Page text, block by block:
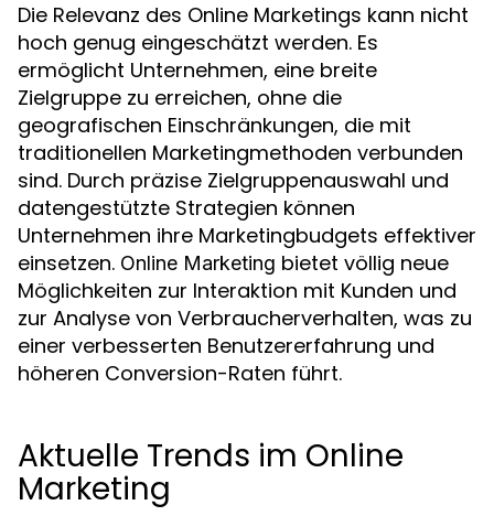
Die Relevanz des Online Marketings kann nicht
hoch genug eingeschätzt werden. Es
ermöglicht Unternehmen, eine breite
Zielgruppe zu erreichen, ohne die
geografischen Einschränkungen, die mit
traditionellen Marketingmethoden verbunden
sind. Durch präzise Zielgruppenauswahl und
datengestützte Strategien können
Unternehmen ihre Marketingbudgets effektiver
einsetzen. Online Marketing bietet völlig neue
Möglichkeiten zur Interaktion mit Kunden und
zur Analyse von Verbraucherverhalten, was zu
einer verbesserten Benutzererfahrung und
höheren Conversion-Raten führt.
Aktuelle Trends im Online
Marketing